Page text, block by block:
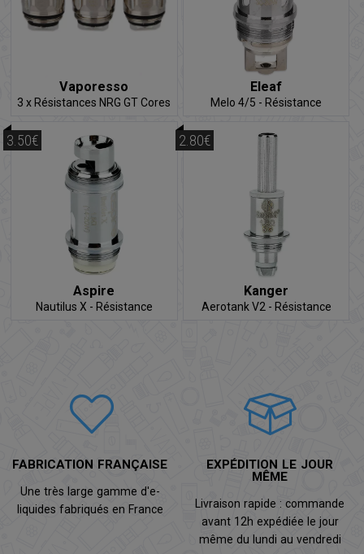
Vaporesso
3 x Résistances NRG GT Cores
Eleaf
Melo 4/5 - Résistance
Aspire
Nautilus X - Résistance
3.50€
Kanger
Aerotank V2 - Résistance
2.80€
FABRICATION FRANÇAISE
Une très large gamme d'e-
liquides fabriqués en France
EXPÉDITION LE JOUR
MÊME
Livraison rapide : commande
avant 12h expédiée le jour
même du lundi au vendredi